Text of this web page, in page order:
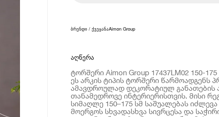
ბრენდი / ქვეყანაAimon Group
აღწერა
ტორშერი Aimon Group 17437LM02 150-175
ეს არკის ტიპის ტორშერი წარმოადგენს
ამავდროულად დეკორატიულ განათების
თანამედროვე ინტერიერისთვის. მისი
სიმაღლე 150–175 სმ საშუალებას
მოერგოს სხვადასხვა სივრცესა და